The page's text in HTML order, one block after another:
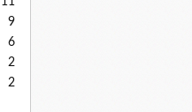
9
6
2
2